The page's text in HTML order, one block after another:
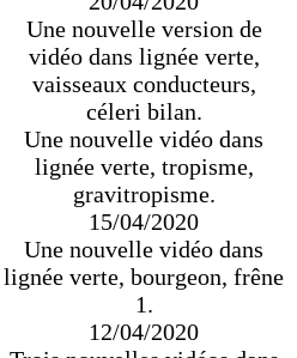
Une nouvelle version de
vidéo dans lignée verte,
vaisseaux conducteurs,
céleri bilan.
Une nouvelle vidéo dans
lignée verte, tropisme,
gravitropisme.
15/04/2020
Une nouvelle vidéo dans
lignée verte, bourgeon, frêne
1.
12/04/2020